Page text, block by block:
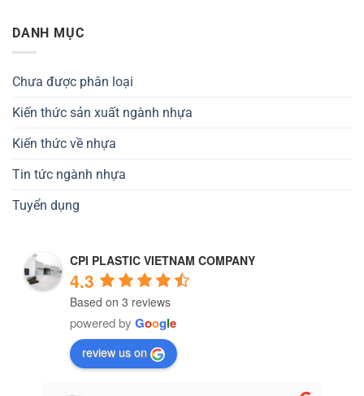
DANH MỤC
Chưa được phân loại
Kiến thức sản xuất ngành nhựa
Kiến thức về nhựa
Tin tức ngành nhựa
Tuyển dụng
CPI PLASTIC VIETNAM COMPANY
4.3
Based on 3 reviews
powered by Google
review us on